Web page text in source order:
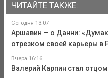
ЧИТАЙТЕ ТАКЖЕ:
Сегодня 13:07
Аршавин — о Данни:
отрезком своей карьеры в
Вчера 16:16
Валерий Карпин стал